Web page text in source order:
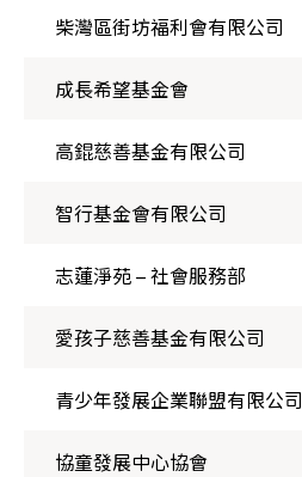
柴灣區街坊福利會有限公司
成長希望基金會
高錕慈善基金有限公司
智行基金會有限公司
志蓮淨苑 – 社會服務部
愛孩子慈善基金有限公司
青少年發展企業聯盟有限公司
協童發展中心協會